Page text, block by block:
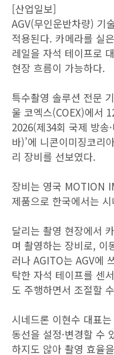
[산업일보]
AGV(무인운반차량) 기
적용된다. 카메라를 실
레일을 자석 테이프로
현장 흐름이 가능하다.
특수촬영 솔루션 전문
울 코엑스(COEX)에서
2026(제34회 국제 방송
바)’에 니콘이미징코
리 장비를 선보였다.
장비는 영국 MOTION
제품으로 한국에서는
달리는 촬영 현장에서
며 촬영하는 장비로, 이
러나 AGITO는 AGV에
탁한 자석 테이프를 센
도 주행하면서 조절할
시네드론 이현수 대표
동선을 설정·변경할 수
하지도 않아 촬영 효율